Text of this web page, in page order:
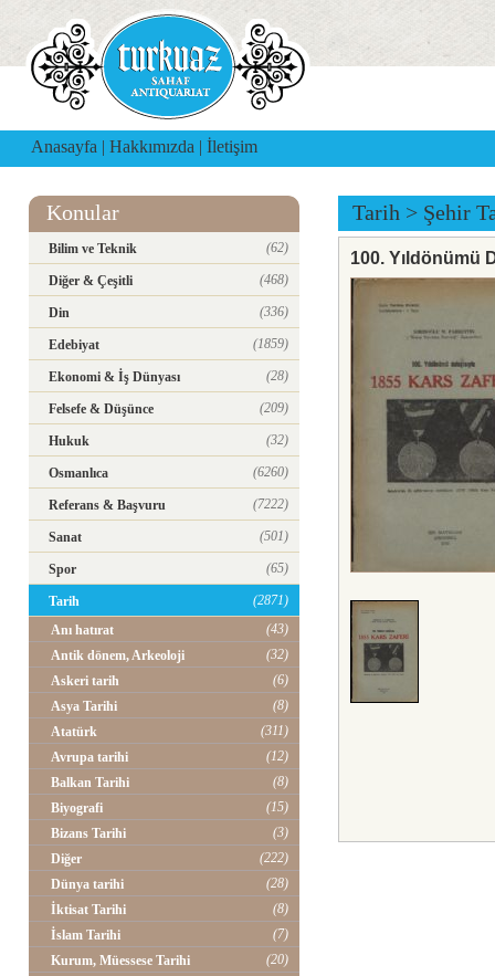
Anasayfa | Hakkımızda | İletişim
Konular
Bilim ve Teknik (62)
Diğer & Çeşitli (468)
Din (336)
Edebiyat (1859)
Ekonomi & İş Dünyası (28)
Felsefe & Düşünce (209)
Hukuk (32)
Osmanlıca (6260)
Referans & Başvuru (7222)
Sanat (501)
Spor (65)
Tarih
(2871)
Anı hatırat
(43)
Antik dönem, Arkeoloji
(32)
Askeri tarih
(6)
Asya Tarihi
(8)
Atatürk
(311)
Avrupa tarihi
(12)
Balkan Tarihi
(8)
Biyografi
(15)
Bizans Tarihi
(3)
Diğer
(222)
Dünya tarihi
(28)
İktisat Tarihi
(8)
İslam Tarihi
(7)
Kurum, Müessese Tarihi
(20)
Tarih > Şehir
100. Yıldönümü